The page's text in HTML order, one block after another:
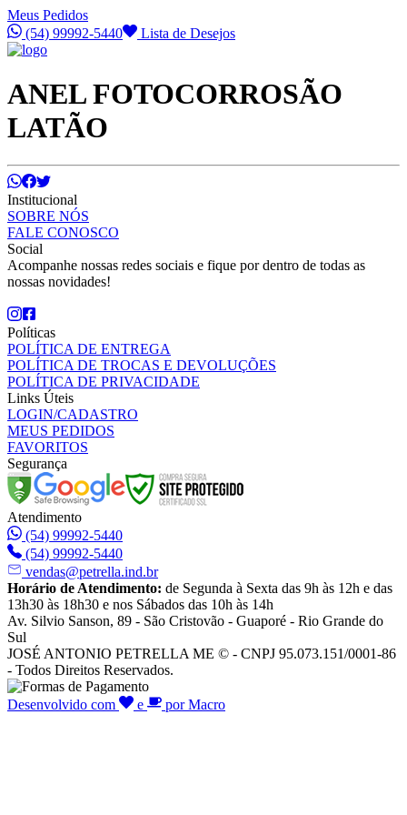
Meus Pedidos
(54) 99992-5440
Lista de Desejos
ANEL FOTOCORROSÃO
LATÃO
Institucional
SOBRE NÓS
FALE CONOSCO
Social
Acompanhe nossas redes sociais e fique por dentro de todas as
nossas novidades!
Políticas
POLÍTICA DE ENTREGA
POLÍTICA DE TROCAS E DEVOLUÇÕES
POLÍTICA DE PRIVACIDADE
Links Úteis
LOGIN/CADASTRO
MEUS PEDIDOS
FAVORITOS
Segurança
Atendimento
(54) 99992-5440
(54) 99992-5440
vendas@petrella.ind.br
Horário de Atendimento: de Segunda à Sexta das 9h às 12h e das
13h30 às 18h30 e nos Sábados das 10h às 14h
Av. Silvio Sanson, 89 - São Cristovão - Guaporé - Rio Grande do
Sul
JOSÉ ANTONIO PETRELLA ME © - CNPJ 95.073.151/0001-86
- Todos Direitos Reservados.
Desenvolvido com e por Macro